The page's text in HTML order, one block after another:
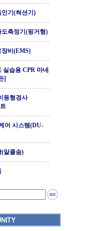
인기(썩션기)
도측정기(핑거형)
장비(EMS)
실습용 CPR 마네
]
동형경사
어 시스템(DU-
(알콜솜)